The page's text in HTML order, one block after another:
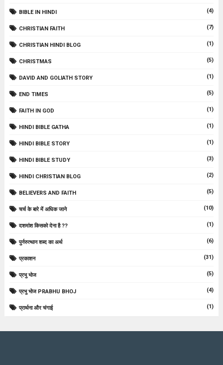
BIBLE IN HINDI (4)
CHRISTIAN FAITH (7)
CHRISTIAN HINDI BLOG (1)
CHRISTMAS (5)
DAVID AND GOLIATH STORY (1)
END TIMES (5)
FAITH IN GOD (1)
HINDI BIBLE GATHA (1)
HINDI BIBLE STORY (1)
HINDI BIBLE STUDY (3)
HINDI CHRISTIAN BLOG (2)
BELIEVERS AND FAITH (5)
चर्च के बारे में अधिक जाने (10)
दशमांश किसको देना है ?? (1)
पुर्नरुत्थान शब्द का अर्थ (6)
प्रकाशन (31)
प्रभु भोज (5)
प्रभु भोज PRABHU BHOJ (4)
प्रार्थना और चंगाई (1)